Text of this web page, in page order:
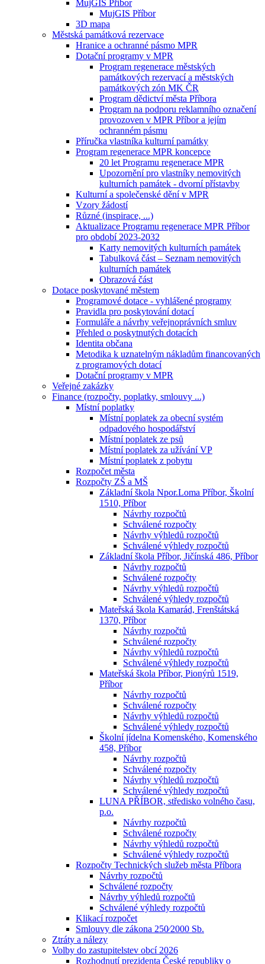
MujGIS Příbor
MujGIS Příbor
3D mapa
Městská památková rezervace
Hranice a ochranné pásmo MPR
Dotační programy v MPR
Program regenerace městských
památkových rezervací a městských
památkových zón MK ČR
Program dědictví města Příbora
Program na podporu reklamního označení
provozoven v MPR Příbor a jejím
ochranném pásmu
Příručka vlastníka kulturní památky
Program regenerace MPR koncepce
20 let Programu regenerace MPR
Upozornění pro vlastníky nemovitých
kulturních památek - dvorní přístavby
Kulturní a společenské dění v MPR
Vzory žádostí
Různé (inspirace, ...)
Aktualizace Programu regenerace MPR Příbor
pro období 2023-2032
Karty nemovitých kulturních památek
Tabulková část – Seznam nemovitých
kulturních památek
Obrazová část
Dotace poskytované městem
Programové dotace - vyhlášené programy
Pravidla pro poskytování dotací
Formuláře a návrhy veřejnoprávních smluv
Přehled o poskytnutých dotacích
Identita občana
Metodika k uznatelným nákladům financovaných
z programových dotací
Dotační programy v MPR
Veřejné zakázky
Finance (rozpočty, poplatky, smlouvy ...)
Místní poplatky
Místní poplatek za obecní systém
odpadového hospodářství
Místní poplatek ze psů
Místní poplatek za užívání VP
Místní poplatek z pobytu
Rozpočet města
Rozpočty ZŠ a MŠ
Základní škola Npor.Loma Příbor, Školní
1510, Příbor
Návrhy rozpočtů
Schválené rozpočty
Návrhy výhledů rozpočtů
Schválené výhledy rozpočtů
Základní škola Příbor, Jičínská 486, Příbor
Návrhy rozpočtů
Schválené rozpočty
Návrhy výhledů rozpočtů
Schválené výhledy rozpočtů
Mateřská škola Kamarád, Frenštátská
1370, Příbor
Návrhy rozpočtů
Schválené rozpočty
Návrhy výhledů rozpočtů
Schválené výhledy rozpočtů
Mateřská škola Příbor, Pionýrů 1519,
Příbor
Návrhy rozpočtů
Schválené rozpočty
Návrhy výhledů rozpočtů
Schválené výhledy rozpočtů
Školní jídelna Komenského, Komenského
458, Příbor
Návrhy rozpočtů
Schválené rozpočty
Návrhy výhledů rozpočtů
Schválené výhledy rozpočtů
LUNA PŘÍBOR, středisko volného času,
p.o.
Návrhy rozpočtů
Schválené rozpočty
Návrhy výhledů rozpočtů
Schválené výhledy rozpočtů
Rozpočty Technických služeb města Příbora
Návrhy rozpočtů
Schválené rozpočty
Návrhy výhledů rozpočtů
Schválené výhledy rozpočtů
Klikací rozpočet
Smlouvy dle zákona 250⁄2000 Sb.
Ztráty a nálezy
Volby do zastupitelstev obcí 2026
Rozhodnutí prezidenta České republiky o